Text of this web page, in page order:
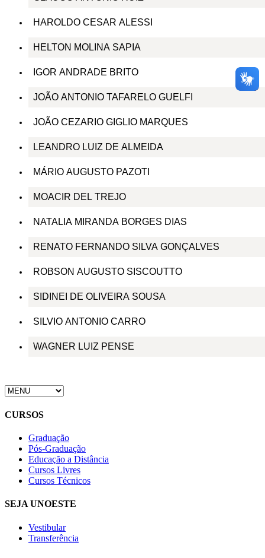
HAROLDO CESAR ALESSI
HELTON MOLINA SAPIA
IGOR ANDRADE BRITO
JOÃO ANTONIO TAFARELO GUELFI
JOÃO CEZARIO GIGLIO MARQUES
LEANDRO LUIZ DE ALMEIDA
MÁRIO AUGUSTO PAZOTI
MOACIR DEL TREJO
NATALIA MIRANDA BORGES DIAS
RENATO FERNANDO SILVA GONÇALVES
ROBSON AUGUSTO SISCOUTTO
SIDINEI DE OLIVEIRA SOUSA
SILVIO ANTONIO CARRO
WAGNER LUIZ PENSE
CURSOS
Graduação
Pós-Graduação
Educação a Distância
Cursos Livres
Cursos Técnicos
SEJA UNOESTE
Vestibular
Transferência